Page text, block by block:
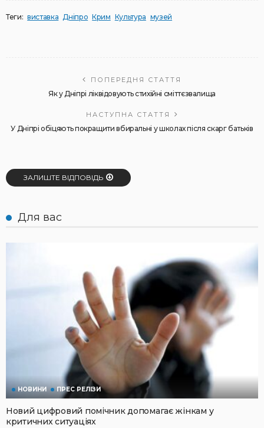
Теги: виставка Дніпро Крим Культура музей
ПОПЕРЕДНЯ СТАТТЯ
Як у Дніпрі ліквідовують стихійні сміттєзвалища
НАСТУПНА СТАТТЯ
У Дніпрі обіцяють покращити вбиральні у школах після скарг батьків
ЗАЛИШТЕ ВІДПОВІДЬ
Для вас
НОВИНИ ПРЕС РЕЛІЗИ
Новий цифровий помічник допомагає жінкам у
критичних ситуаціях